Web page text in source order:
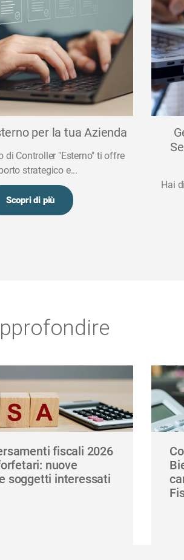
per la tua Azienda
di Controller "Esterno" ti offre
strategico e...
Scopri di più
Hai
fiscali 2026
nuove
soggetti interessati